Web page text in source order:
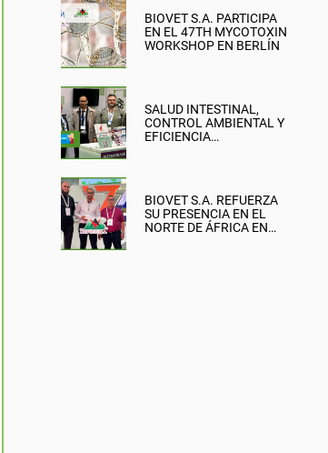
BIOVET S.A. PARTICIPA
EN EL 47TH MYCOTOXIN
WORKSHOP EN BERLÍN
SALUD INTESTINAL,
CONTROL AMBIENTAL Y
EFICIENCIA
BIOVET S.A. REFUERZA
SU PRESENCIA EN EL
NORTE DE ÁFRICA EN